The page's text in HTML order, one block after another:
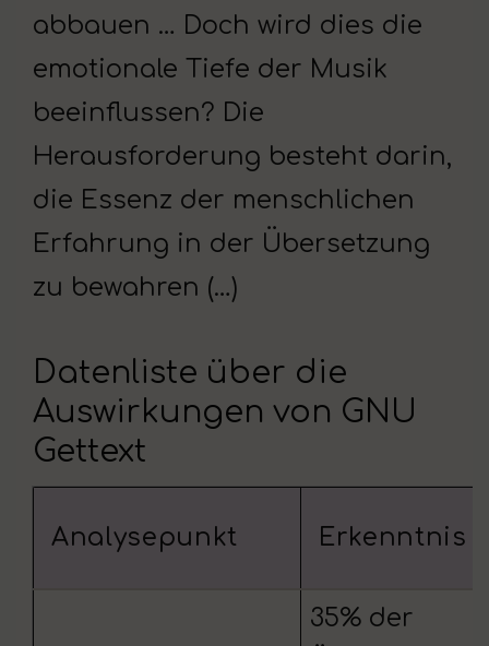
abbauen … Doch wird dies die
emotionale Tiefe der Musik
beeinflussen? Die
Herausforderung besteht darin,
die Essenz der menschlichen
Erfahrung in der Übersetzung
zu bewahren (…)
Datenliste über die
Auswirkungen von GNU
Gettext
Analysepunkt Erkenntnis
35% der